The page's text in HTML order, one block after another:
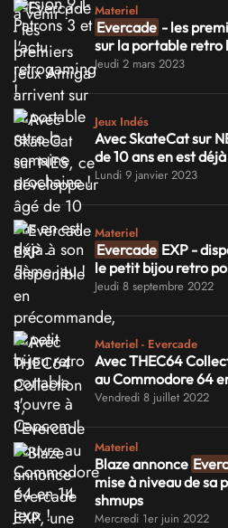
Materiel
Evercade - les
sur la portable retro
Jeudi 2 mars 2023
Jeux Indés
Avec SkateCat sur
de 10 ans en est
Lundi 9 janvier 2023
Materiel
Evercade EXP -
le petit bijou retro
Jeudi 8 septembre 2022
Materiel - Evercade
Avec THEC64
au Commodore 64
Vendredi 8 juillet 2022
Materiel
Blaze annonce
mise à niveau de sa
shmups
Mercredi 1er juin 2022